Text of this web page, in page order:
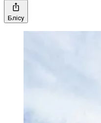
Бөлісу